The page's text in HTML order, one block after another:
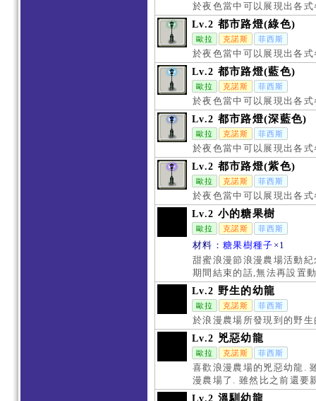
於夜色當中可以展現出各
Lv.2 都市路燈(綠色)
歐拉 克諾斯 菲西斯
於夜色當中可以展現出各
Lv.2 都市路燈(藍色)
歐拉 克諾斯 菲西斯
於夜色當中可以展現出各
Lv.2 都市路燈(深藍色)
歐拉 克諾斯 菲西斯
於夜色當中可以展現出各
Lv.2 都市路燈(紫色)
歐拉 克諾斯 菲西斯
於夜色當中可以展現出各
Lv.2 小的糖果樹
歐拉 克諾斯 菲西斯
材料： 糖果樹種子 ×1
甜蜜浪漫節浪漫農場活動
期間結束的話,無法再設置
Lv.2 野生的幼龍
歐拉 克諾斯 菲西斯
於浪漫農場所發現到的野
Lv.2 兇惡幼龍
歐拉 克諾斯 菲西斯
喜歡浪漫農場的兇惡幼龍.
漫農場了. 雖然比之前還要
Lv.2 溫馴幼龍